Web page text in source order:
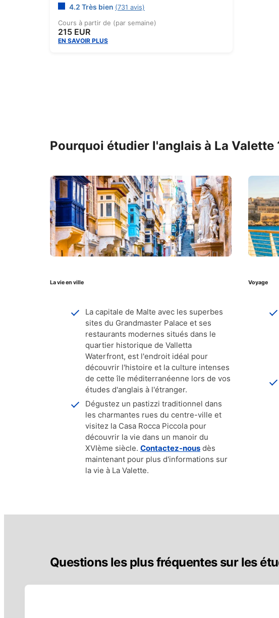
4.2 Très bien (731 avis)
Cours à partir de (par semaine)
215 EUR
EN SAVOIR PLUS
Pourquoi étudier l'anglais à La Valette
La vie en ville
La capitale de Malte avec les superbes
sites du Grandmaster Palace et ses
restaurants modernes situés dans le
quartier historique de Valletta
Waterfront, est l'endroit idéal pour
découvrir l'histoire et la culture intenses
de cette île méditerranéenne lors de vos
études d'anglais à l'étranger.
Dégustez un pastizzi traditionnel dans
les charmantes rues du centre-ville et
visitez la Casa Rocca Piccola pour
découvrir la vie dans un manoir du
XVIème siècle. Contactez-nous dès
maintenant pour plus d'informations sur
la vie à La Valette.
Voyage
Questions les plus fréquentes sur les